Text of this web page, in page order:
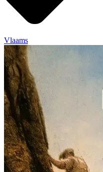
Vlaams